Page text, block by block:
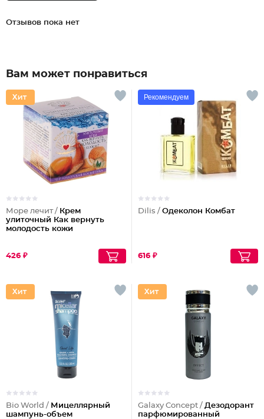
Отзывов пока нет
Вам может понравиться
Море лечит / Крем
улиточный Как вернуть
молодость кожи
426 ₽
Рекомендуем
Dilis / Одеколон Комбат
616 ₽
Bio World / Мицеллярный
шампунь-объем
Galaxy Concept / Дезодорант
парфюмированный